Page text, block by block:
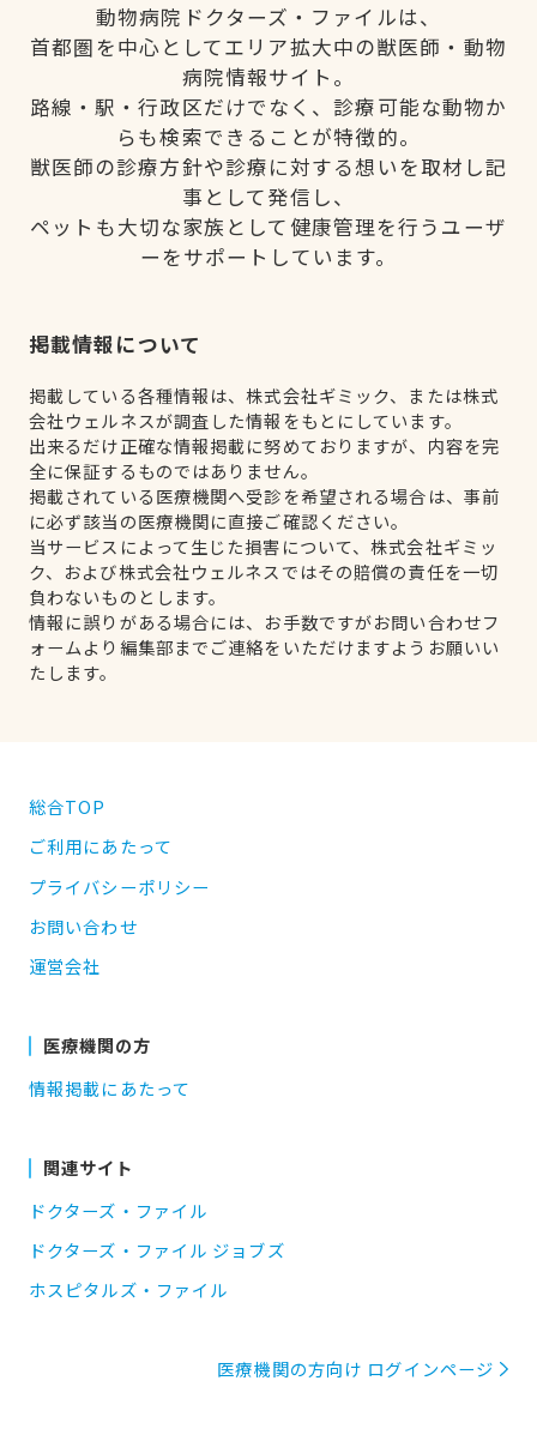
動物病院ドクターズ・ファイルは、
首都圏を中心としてエリア拡大中の獣医師・動物
病院情報サイト。
路線・駅・行政区だけでなく、診療可能な動物か
らも検索できることが特徴的。
獣医師の診療方針や診療に対する想いを取材し記
事として発信し、
ペットも大切な家族として健康管理を行うユーザ
ーをサポートしています。
掲載情報について
掲載している各種情報は、株式会社ギミック、または株式
会社ウェルネスが調査した情報をもとにしています。
出来るだけ正確な情報掲載に努めておりますが、内容を完
全に保証するものではありません。
掲載されている医療機関へ受診を希望される場合は、事前
に必ず該当の医療機関に直接ご確認ください。
当サービスによって生じた損害について、株式会社ギミッ
ク、および株式会社ウェルネスではその賠償の責任を一切
負わないものとします。
情報に誤りがある場合には、お手数ですがお問い合わせフ
ォームより編集部までご連絡をいただけますようお願いい
たします。
総合TOP
ご利用にあたって
プライバシーポリシー
お問い合わせ
運営会社
医療機関の方
情報掲載にあたって
関連サイト
ドクターズ・ファイル
ドクターズ・ファイル ジョブズ
ホスピタルズ・ファイル
医療機関の方向け ログインページ